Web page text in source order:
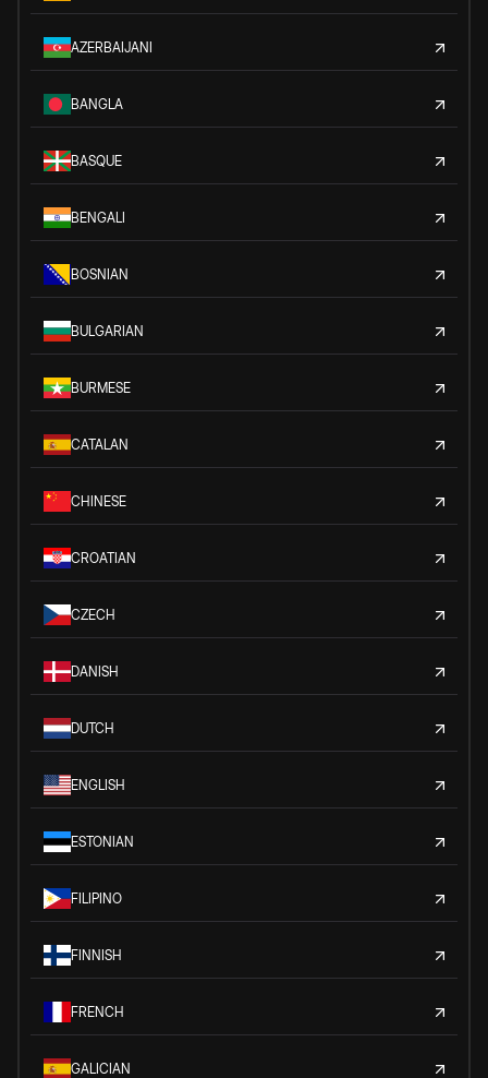
AZERBAIJANI
BANGLA
BASQUE
BENGALI
BOSNIAN
BULGARIAN
BURMESE
CATALAN
CHINESE
CROATIAN
CZECH
DANISH
DUTCH
ENGLISH
ESTONIAN
FILIPINO
FINNISH
FRENCH
GALICIAN